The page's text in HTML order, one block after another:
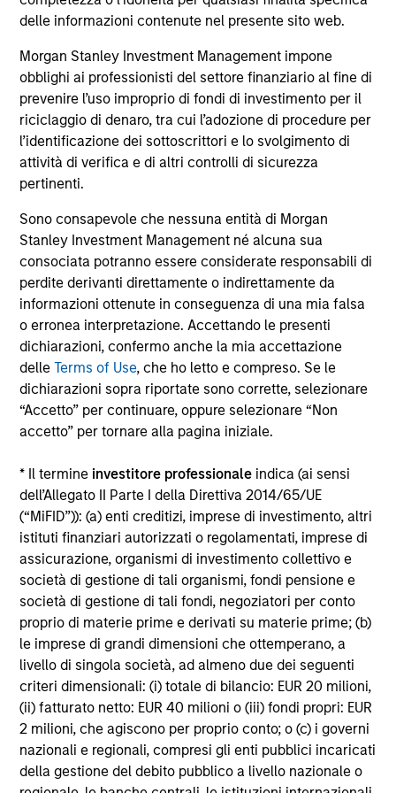
delle informazioni contenute nel presente sito web.
Morgan Stanley Investment Management impone
obblighi ai professionisti del settore finanziario al fine di
prevenire l’uso improprio di fondi di investimento per il
riciclaggio di denaro, tra cui l’adozione di procedure per
l’identificazione dei sottoscrittori e lo svolgimento di
attività di verifica e di altri controlli di sicurezza
pertinenti.
Sono consapevole che nessuna entità di Morgan
Stanley Investment Management né alcuna sua
consociata potranno essere considerate responsabili di
perdite derivanti direttamente o indirettamente da
informazioni ottenute in conseguenza di una mia falsa
o erronea interpretazione. Accettando le presenti
dichiarazioni, confermo anche la mia accettazione
delleTerms of Use, che ho letto e compreso. Se le
dichiarazioni sopra riportate sono corrette, selezionare
“Accetto” per continuare, oppure selezionare “Non
accetto” per tornare alla pagina iniziale.
* Il termine investitore professionale indica (ai sensi
dell’Allegato II Parte I della Direttiva 2014/65/UE
(“MiFID”)): (a) enti creditizi, imprese di investimento, altri
istituti finanziari autorizzati o regolamentati, imprese di
assicurazione, organismi di investimento collettivo e
società di gestione di tali organismi, fondi pensione e
società di gestione di tali fondi, negoziatori per conto
proprio di materie prime e derivati su materie prime; (b)
le imprese di grandi dimensioni che ottemperano, a
livello di singola società, ad almeno due dei seguenti
criteri dimensionali: (i) totale di bilancio: EUR 20 milioni,
(ii) fatturato netto: EUR 40 milioni o (iii) fondi propri: EUR
2 milioni, che agiscono per proprio conto; o (c) i governi
nazionali e regionali, compresi gli enti pubblici incaricati
della gestione del debito pubblico a livello nazionale o
all’emissione e al rimborso delle azioni. La fonte di tutti i
Investment Management Limited (“MSIM Ltd”).
Il valore degli investimenti e i proventi da essi derivanti
possono aumentare come diminuire e un investitore può
non
recuperare l'importo investito.
I dati di performance per i comparti con track record
inferiore a un anno non sono illustrati. Le performance sono
calcolate al netto delle commissioni. I dati di performance
da inizio anno non sono annualizzati. Le performance di
altre classi di azioni, se disponibili, potrebbero essere
diverse. Prima di investire si consiglia di valutare
attentamente gli obiettivi d’investimento, i rischi, le
commissioni e le spese del comparto.
Il ricorso alla leva aumenta i rischi: una variazione
relativamente contenuta nel valore di un investimento può
determinare una variazione molto più elevata, sia in senso
positivo che negativo, nel valore di quell’investimento e, di
conseguenza, nel valore del Comparto.
Alcuni documenti disponibili in questo sito possono
riguardare più comparti della gamma Morgan Stanley
sono disponibili in tutte le giurisdizioni e che i comparti non
sono disponibili per le persone residenti nelle giurisdizioni
in cui tale distribuzione o disponibilità sia contraria alle
leggi o ai regolamenti locali.
Più alta è la categoria (1-7), maggiore è il potenziale di
rendimento, ma anche il rischio di perdere l’investimento.
La categoria 1 non indica un investimento privo di rischio. Si
rimanda al Documento contenente informazioni chiave per
gli investitori (KIID), nella sezione Risorse, per il rating di
rischio specifico per le classi di azioni e le avvertenze.
Il Morningstar Rating™, o “star rating” viene calcolato per i
prodotti gestiti (inclusi fondi comuni, sottoconti di rendite
variabili e polizze vita variabili, exchange-traded fund, fondi
chiusi e conti separati) con uno storico minimo di tre anni.
Gli exchange-traded fund e i fondi comuni aperti sono
considerati come un’unica categoria a fini comparativi. Il
rating viene calcolato sulla base di una misura del